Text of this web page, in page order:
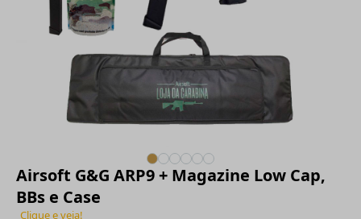
Airsoft G&G ARP9 + Magazine Low Cap,
BBs e Case
Clique e veja!